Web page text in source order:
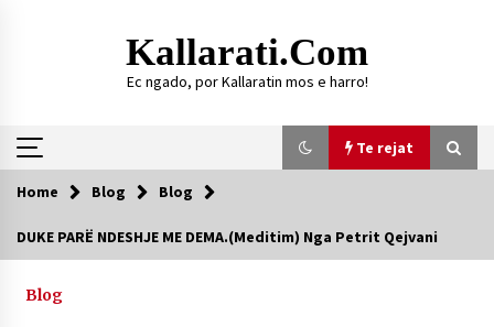
Kallarati.com
Ec ngado, por Kallaratin mos e harro!
Te rejat
Te rejat
SHOQATËS “KALLARATI”
Home Blog Blog
DUKE PARË NDESHJE ME DEMA.(Meditim) Nga Petrit Qejvani
Blog